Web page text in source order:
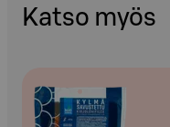
Katso myös